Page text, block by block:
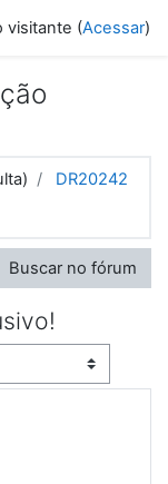
visitante (Acessar)
DR20242
Buscar no fórum